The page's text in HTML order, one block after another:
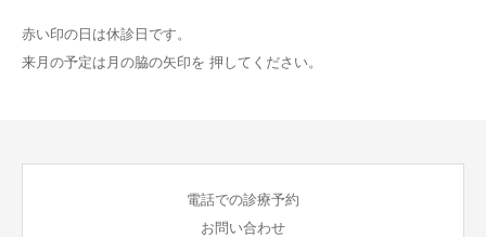
赤い印の日は休診日です。
来月の予定は月の脇の矢印を 押してください。
電話での診療予約
お問い合わせ